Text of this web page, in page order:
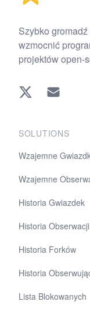
Szybko
wzmocnić
projektów open-
Twitter EMAIL
SOLUTIONS
Wzajemne
Wzajemne
Historia Gwiazdek
Historia Obserwacji
Historia Forków
Historia
Lista Blokowanych